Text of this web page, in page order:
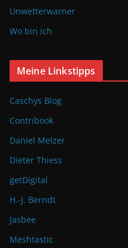
Unwetterwarner
Wo bin ich
Meine Linkstipps
Caschys Blog
Contribook
Daniel Melzer
Dieter Thiess
getDigital
H.-J. Berndt
Jasbee
Meshtastic